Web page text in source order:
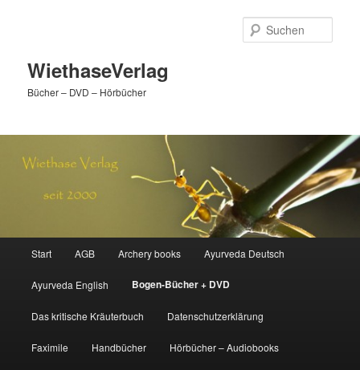
WiethaseVerlag
Bücher – DVD – Hörbücher
Start AGB Archery books Ayurveda Deutsch
Ayurveda English Bogen-Bücher + DVD
Das kritische Kräuterbuch Datenschutzerklärung
Faximile Handbücher Hörbücher – Audiobooks